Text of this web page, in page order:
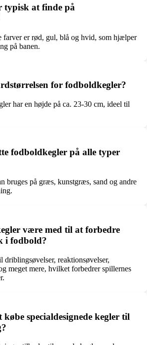
typisk at finde på
farver er rød, gul, blå og hvid, som hjælper
på banen.
for fodboldkegler?
har en højde på ca. 23-30 cm, ideel til
fodboldkegler på alle typer
bruges på græs, kunstgræs, sand og andre
være med til at forbedre
i fodbold?
driblingsøvelser, reaktionsøvelser,
meget mere, hvilket forbedrer spillernes
specialdesignede kegler til